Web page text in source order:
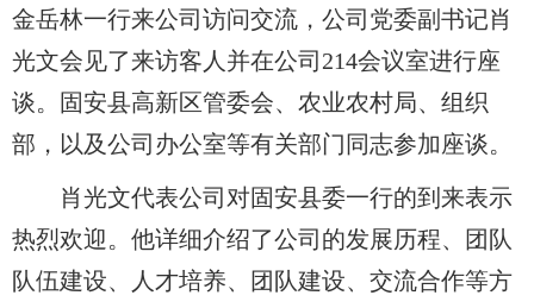
金岳林一行来公司访问交流，公司党委副书记肖
光文会见了来访客人并在公司214会议室进行座
谈。固安县高新区管委会、农业农村局、组织
部，以及公司办公室等有关部门同志参加座谈。
肖光文代表公司对固安县委一行的到来表示
热烈欢迎。他详细介绍了公司的发展历程、团队
队伍建设、人才培养、团队建设、交流合作等方